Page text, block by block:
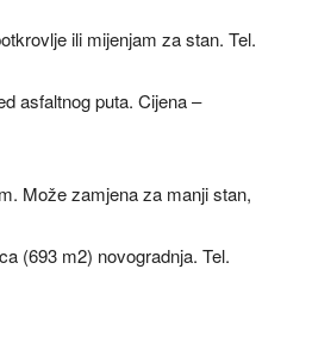
ili mijenjam za stan. Tel.
asfaltnog puta. Cijena –
Može zamjena za manji stan,
(693 m2) novogradnja. Tel.